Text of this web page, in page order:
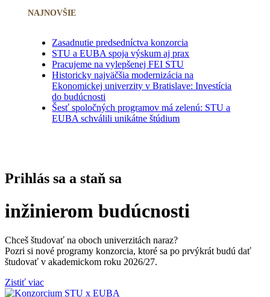
NAJNOVŠIE
Zasadnutie predsedníctva konzorcia
STU a EUBA spoja výskum aj prax
Pracujeme na vylepšenej FEI STU
Historicky najväčšia modernizácia na
Ekonomickej univerzity v Bratislave: Investícia
do budúcnosti
Šesť spoločných programov má zelenú: STU a
EUBA schválili unikátne štúdium
Prihlás sa a staň sa
inžinierom budúcnosti
Chceš študovať na oboch univerzitách naraz?
Pozri si nové programy konzorcia, ktoré sa po prvýkrát budú dať
študovať v akademickom roku 2026/27.
Zistiť viac